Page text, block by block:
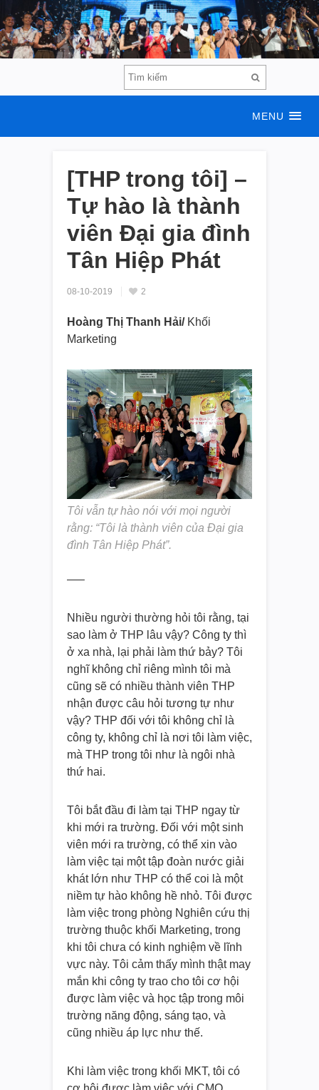
MENU
[THP trong tôi] –
Tự hào là thành
viên Đại gia đình
Tân Hiệp Phát
08-10-2019 2
Hoàng Thị Thanh Hải/ Khối
Marketing
Tôi vẫn tự hào nói với mọi người
rằng: “Tôi là thành viên của Đại gia
đình Tân Hiệp Phát”.
—–
Nhiều người thường hỏi tôi rằng, tại
sao làm ở THP lâu vậy? Công ty thì
ở xa nhà, lại phải làm thứ bảy? Tôi
nghĩ không chỉ riêng mình tôi mà
cũng sẽ có nhiều thành viên THP
nhận được câu hỏi tương tự như
vậy? THP đối với tôi không chỉ là
công ty, không chỉ là nơi tôi làm việc,
mà THP trong tôi như là ngôi nhà
thứ hai.
Tôi bắt đầu đi làm tại THP ngay từ
khi mới ra trường. Đối với một sinh
viên mới ra trường, có thể xin vào
làm việc tại một tập đoàn nước giải
khát lớn như THP có thể coi là một
niềm tự hào không hề nhỏ. Tôi được
làm việc trong phòng Nghiên cứu thị
trường thuộc khối Marketing, trong
khi tôi chưa có kinh nghiệm về lĩnh
vực này. Tôi cảm thấy mình thật may
mắn khi công ty trao cho tôi cơ hội
được làm việc và học tập trong môi
trường năng động, sáng tạo, và
cũng nhiều áp lực như thế.
Khi làm việc trong khối MKT, tôi có